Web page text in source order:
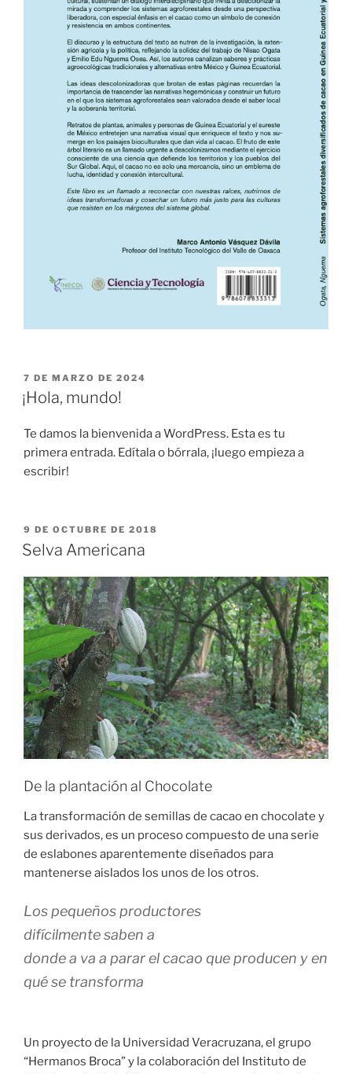
PUBLICADO
EL
7 DE MARZO DE 2024
¡Hola, mundo!
Te damos la bienvenida a WordPress. Esta es tu
primera entrada. Edítala o bórrala, ¡luego empieza a
escribir!
PUBLICADO
EL
9 DE OCTUBRE DE 2018
Selva Americana
De la plantación al Chocolate
La transformación de semillas de cacao en chocolate y
sus derivados, es un proceso compuesto de una serie
de eslabones aparentemente diseñados para
mantenerse aislados los unos de los otros.
Los pequeños productores
difícilmente saben a
donde a va a parar el cacao que producen y en
qué se transforma
Un proyecto de la Universidad Veracruzana, el grupo
“Hermanos Broca” y la colaboración del Instituto de